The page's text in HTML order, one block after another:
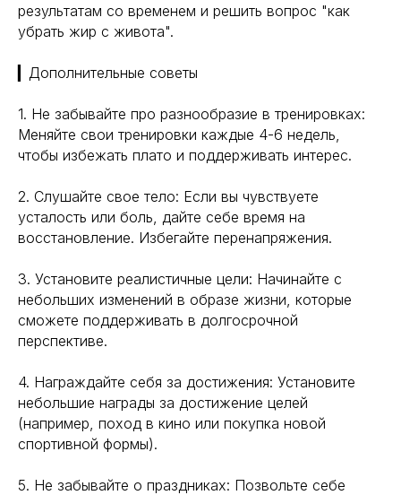
результатам со временем и решить вопрос "как
убрать жир с живота".
▎Дополнительные советы
1. Не забывайте про разнообразие в тренировках:
Меняйте свои тренировки каждые 4-6 недель,
чтобы избежать плато и поддерживать интерес.
2. Слушайте свое тело: Если вы чувствуете
усталость или боль, дайте себе время на
восстановление. Избегайте перенапряжения.
3. Установите реалистичные цели: Начинайте с
небольших изменений в образе жизни, которые
сможете поддерживать в долгосрочной
перспективе.
4. Награждайте себя за достижения: Установите
небольшие награды за достижение целей
(например, поход в кино или покупка новой
спортивной формы).
5. Не забывайте о праздниках: Позвольте себе